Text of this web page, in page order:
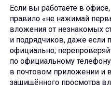
Если вы работаете в
правило «не нажимай
вложения от незнакомых
и подрядчиков, даже если
официально;
по официальному
в почтовом приложении и
защищённого просмотра